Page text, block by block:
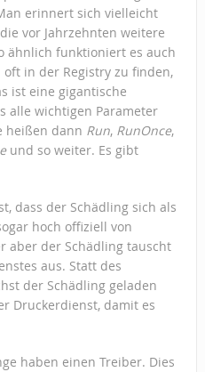
erinnert sich vielleicht
vor Jahrzehnten weitere
ähnlich funktioniert es auch
in der Registry zu finden,
ist eine gigantische
alle wichtigen Parameter
heißen dann Run, RunOnce,
und so weiter. Es gibt
dass der Schädling sich als
hoch offiziell von
aber der Schädling tauscht
aus. Statt des
der Schädling geladen
Druckerdienst, damit es
haben einen Treiber. Dies